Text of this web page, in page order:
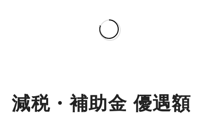
減税・補助金 優遇額